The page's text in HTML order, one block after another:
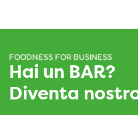
FOODNESS FOR BUSINESS
Hai un BAR?
Diventa